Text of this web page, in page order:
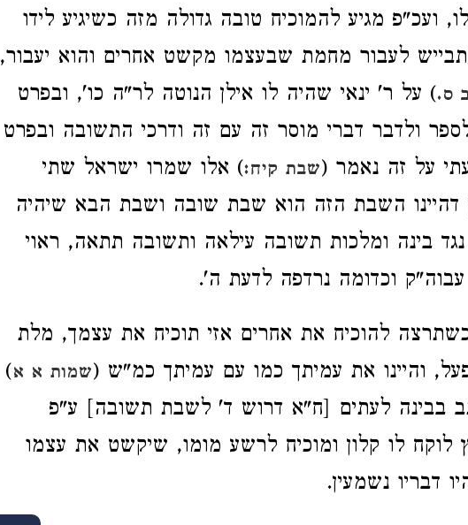
ועכ"פ מגיע להמוכיח טובה גדולה מזה כשיגיע לידו
לעבור מחמת שבעצמו מקשט אחרים והוא יעבור,
ס.) על ר' ינאי שהיה לו אילן הנוטה לר"ה כו', ובפרט
ולדבר דברי מוסר זה עם זה ודרכי התשובה ובפרט
על זה נאמר (שבת קיח:) אלו שמרו ישראל שתי
דהיינו השבת הזה הוא שבת שובה ושבת הבא שיהיה
נגד בינה ומלכות תשובה עילאה ותשובה תתאה, ראוי
וכדומה נרדפה לדעת ה'.
להוכיח את אחרים אזי תוכיח את עצמך, מלת
והיינו את עמיתך כמו עם עמיתך כמ"ש (שמות א א)
בבינה לעתים [ח"א דרוש ד' לשבת תשובה] ע"פ
לוקח לו קלון ומוכיח לרשע מומו, שיקשט את עצמו
דבריו נשמעין.